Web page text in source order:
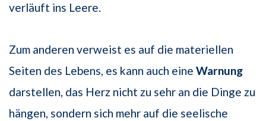
verläuft ins Leere.
Zum anderen verweist es auf die materiellen
Seiten des Lebens, es kann auch eine Warnung
darstellen, das Herz nicht zu sehr an die Dinge zu
hängen, sondern sich mehr auf die seelische